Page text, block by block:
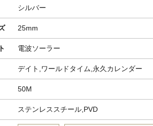
シルバー
25mm
電波ソーラー
デイト,ワールドタイム,永久カレンダー
50M
ステンレススチール,PVD